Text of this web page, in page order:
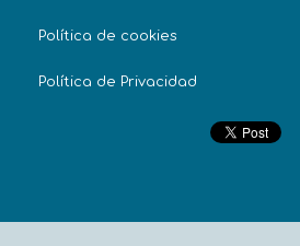
Política de cookies
Política de Privacidad